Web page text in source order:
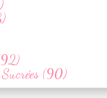
Sucrées (90)